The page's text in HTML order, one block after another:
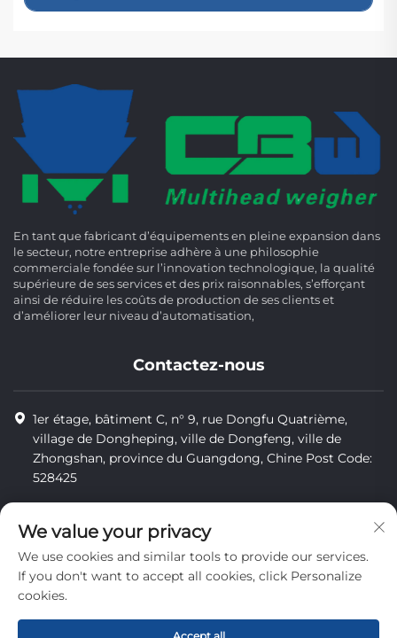
En tant que fabricant d’équipements en pleine expansion dans
le secteur, notre entreprise adhère à une philosophie
commerciale fondée sur l’innovation technologique, la qualité
supérieure de ses services et des prix raisonnables, s’efforçant
ainsi de réduire les coûts de production de ses clients et
d’améliorer leur niveau d’automatisation,
Contactez-nous
1er étage, bâtiment C, n° 9, rue Dongfu Quatrième,
village de Dongheping, ville de Dongfeng, ville de
Zhongshan, province du Guangdong, Chine Post Code:
528425
[email protected]
We value your privacy
We use cookies and similar tools to provide our services.
If you don't want to accept all cookies, click Personalize
cookies.